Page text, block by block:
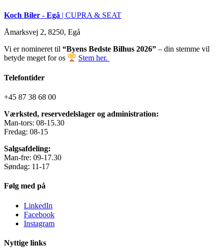
Koch Biler - Egå | CUPRA & SEAT
Åmarksvej 2, 8250, Egå
Vi er nomineret til “Byens Bedste Bilhus 2026” – din stemme vil
betyde meget for os
Stem her.
Telefontider
+45 87 38 68 00
Værksted, reservedelslager og administration:
Man-tors: 08-15.30
Fredag: 08-15
Salgsafdeling:
Man-fre: 09-17.30
Søndag: 11-17
Følg med på
LinkedIn
Facebook
Instagram
Nyttige links